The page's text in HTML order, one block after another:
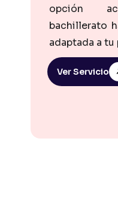
opción
bachillerato
adaptada a
Ver Servicio